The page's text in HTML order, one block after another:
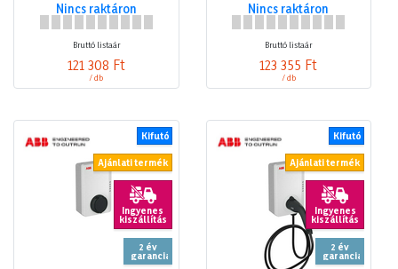
Nincs raktáron
Bruttó listaár
121 308 Ft
/ db
Nincs raktáron
Bruttó listaár
123 355 Ft
/ db
Kifutó
Ajánlati termék
Ingyenes
kiszállítás
2 év
garancia
Kifutó
Ajánlati termék
Ingyenes
kiszállítás
2 év
garancia